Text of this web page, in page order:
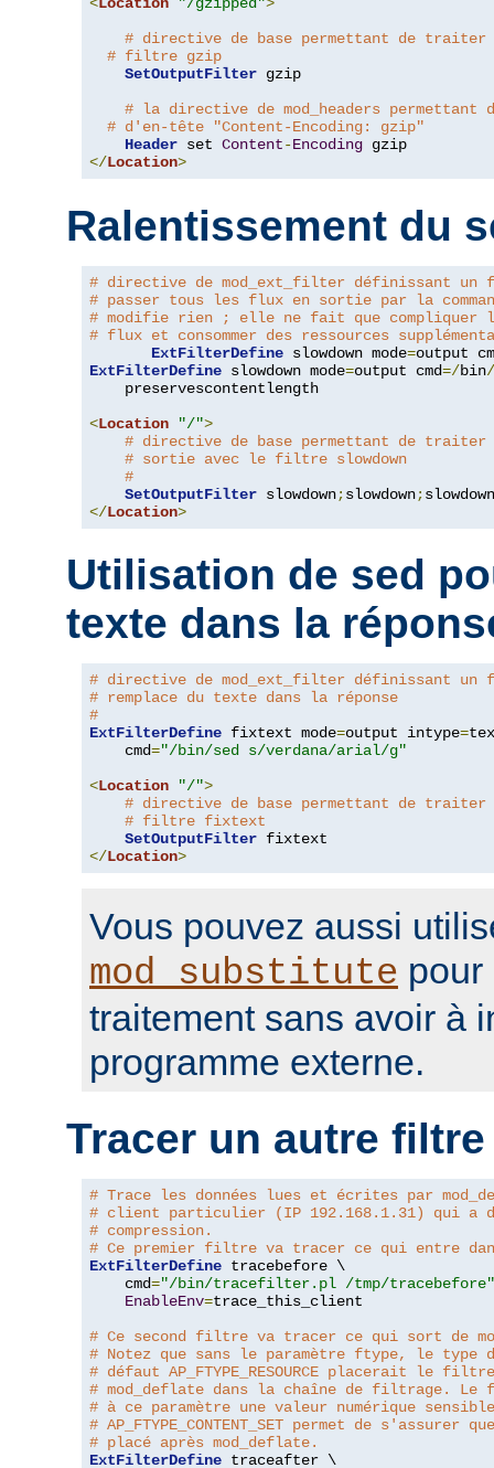
# directive de base permettant de
# filtre gzip
SetOutputFilter gzip
# la directive de mod_headers permettant
# d'en-tête "Content-Encoding: gzip"
Header set Content-Encoding
</Location>
Ralentissement du
# directive de mod_ext_filter définissant
# passer tous les flux en sortie par la
# modifie rien ; elle ne fait que compliquer le
# flux et consommer des ressources
ExtFilterDefine slowdown mode=output
ExtFilterDefine slowdown mode=output cmd=/bin/
    preservescontentlength
<Location "/">
# directive de base permettant de
# sortie avec le filtre slowdown
#
SetOutputFilter slowdown;slowdown;
</Location>
Utilisation de sed
texte dans la
# directive de mod_ext_filter définissant
# remplace du texte dans la réponse
#
ExtFilterDefine fixtext mode=output intype=
    cmd
="/bin/sed s/verdana/arial/g"
<Location "/">
# directive de base permettant de
# filtre fixtext
SetOutputFilter
</Location>
Vous pouvez aussi
mod_substitute pour
traitement sans avoir à
programme externe.
Tracer un autre filtre
# Trace les données lues et écrites par
# client particulier (IP 192.168.1.31) qui a
# compression.
# Ce premier filtre va tracer ce qui entre
ExtFilterDefine tracebefore \
    cmd
="/bin/tracefilter.pl /tmp/tracebefore"
EnableEnv=trace_this_client
# Ce second filtre va tracer ce qui sort de
# Notez que sans le paramètre ftype, le
# défaut AP_FTYPE_RESOURCE placerait le
# mod_deflate dans la chaîne de filtrage.
# à ce paramètre une valeur numérique
# AP_FTYPE_CONTENT_SET permet de
# placé après mod_deflate.
ExtFilterDefine traceafter \